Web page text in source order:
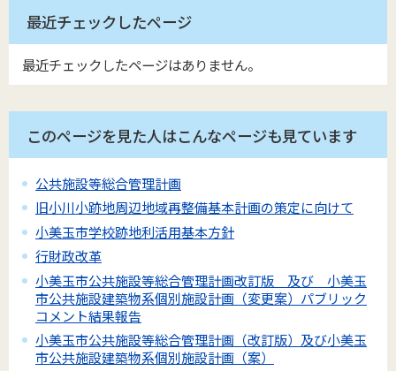
最近チェックしたページ
最近チェックしたページはありません。
このページを見た人はこんなページも見ています
公共施設等総合管理計画
旧小川小跡地周辺地域再整備基本計画の策定に向けて
小美玉市学校跡地利活用基本方針
行財政改革
小美玉市公共施設等総合管理計画改訂版 及び 小美玉
市公共施設建築物系個別施設計画（変更案）パブリック
コメント結果報告
小美玉市公共施設等総合管理計画（改訂版）及び小美玉
市公共施設建築物系個別施設計画（案）